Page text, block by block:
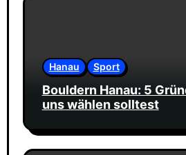
Hanau Sport
Bouldern Hanau: 5
uns wählen solltest